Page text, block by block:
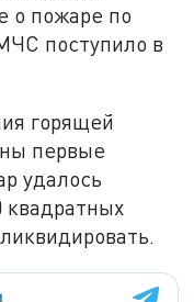
о пожаре по
поступило в
горящей
первые
удалось
квадратных